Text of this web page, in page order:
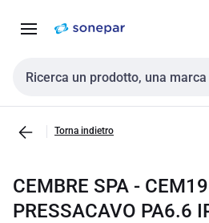
navigazione alla
Cerca input
Torna indietro
CEMBRE SPA -
PRESSACAVO PA6.6